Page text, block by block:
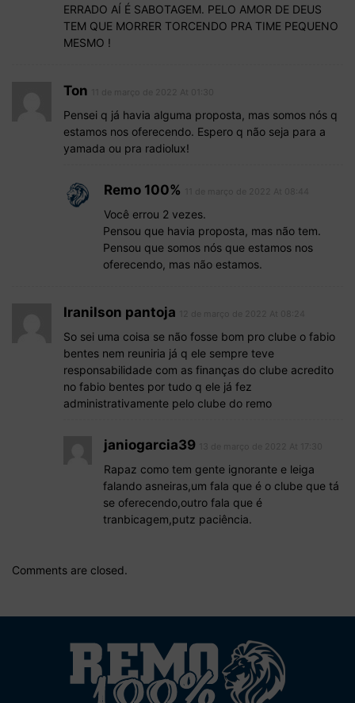
ERRADO AÍ É SABOTAGEM. PELO AMOR DE DEUS
TEM QUE MORRER TORCENDO PRA TIME PEQUENO
MESMO !
Ton
Pensei q já havia alguma proposta, mas somos nós q
estamos nos oferecendo. Espero q não seja para a
yamada ou pra radiolux!
Remo 100%
Você errou 2 vezes.
Pensou que havia proposta, mas não tem.
Pensou que somos nós que estamos nos
oferecendo, mas não estamos.
Iranilson pantoja
So sei uma coisa se não fosse bom pro clube o fabio
bentes nem reuniria já q ele sempre teve
responsabilidade com as finanças do clube acredito
no fabio bentes por tudo q ele já fez
administrativamente pelo clube do remo
janiogarcia39
Rapaz como tem gente ignorante e leiga
falando asneiras,um fala que é o clube que tá
se oferecendo,outro fala que é
tranbicagem,putz paciência.
Comments are closed.